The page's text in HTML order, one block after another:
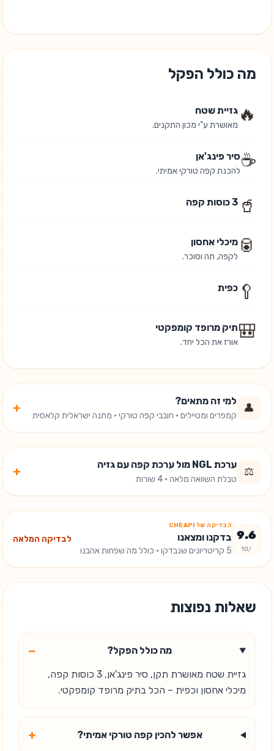
מה כולל הפקל
🔥 גזיית שטח
מאושרת ע"י מכון התקנים.
☕סיר פינג'אן
להכנת קפה טורקי אמיתי.
🥤 3 כוסות קפה
🥫 מיכלי אחסון
לקפה, תה וסוכר.
🥄 כפית
🎒תיק מרופד קומפקטי
אורז את הכל יחד.
👤
למי זה מתאים?
קמפרים ומטיילים · חובבי קפה טורקי · מתנה ישראלית קלאסית
+
⚖️
ערכת NGL מול ערכת קפה עם גזיה
טבלת השוואה מלאה · 4 שורות
+
9.6
/10
הבדיקה של CHEAPI
בדקנו ומצאנו
5 קריטריונים שנבדקו · כולל מה שפחות אהבנו
לבדיקה המלאה
שאלות נפוצות
מה כולל הפקל? −
גזיית שטח מאושרת תקן, סיר פינג'אן, 3 כוסות קפה,
מיכלי אחסון וכפית – הכל בתיק מרופד קומפקטי.
אפשר להכין קפה טורקי אמיתי? +